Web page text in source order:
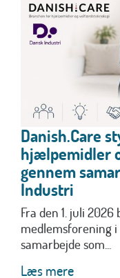
Danish.Care
hjælpemidler
gennem
Industri
Fra den 1. juli
medlemsforening
samarbejde som...
Læs mere